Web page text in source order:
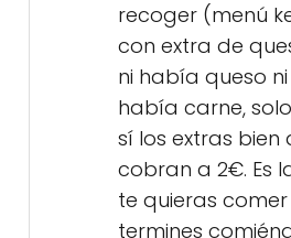
recoger (menú
con extra de
ni había queso
había carne,
sí los extras bien
cobran a 2€. Es
te quieras
termines